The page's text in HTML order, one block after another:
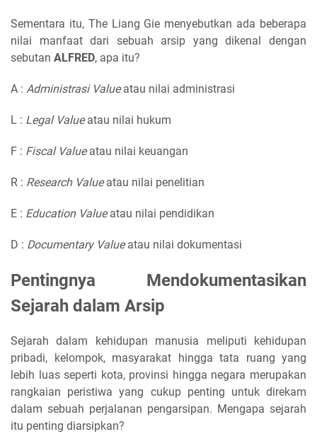
Sementara itu, The Liang Gie menyebutkan ada beberapa
nilai manfaat dari sebuah arsip yang dikenal dengan
sebutan ALFRED, apa itu?
A : Administrasi Valueatau nilai administrasi
L : Legal Valueatau nilai hukum
F : Fiscal Valueatau nilai keuangan
R : Research Valueatau nilai penelitian
E : Education Valueatau nilai pendidikan
D : Documentary Valueatau nilai dokumentasi
Pentingnya Mendokumentasikan
Sejarah dalam Arsip
Sejarah dalam kehidupan manusia meliputi kehidupan
pribadi, kelompok, masyarakat hingga tata ruang yang
lebih luas seperti kota, provinsi hingga negara merupakan
rangkaian peristiwa yang cukup penting untuk direkam
dalam sebuah perjalanan pengarsipan. Mengapa sejarah
itu penting diarsipkan?